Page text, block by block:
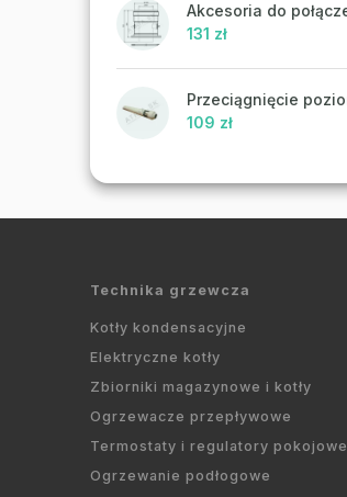
131 zł
109 zł
Technika grzewcza
Kotły kondensacyjne
Elektryczne kotły
Zbiorniki magazynowe i kotły
Ogrzewacze przepływowe
Termostaty i regulatory pokojowe
Ogrzewanie podłogowe